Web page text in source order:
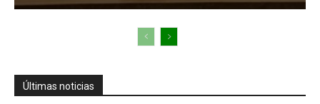
Últimas noticias